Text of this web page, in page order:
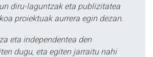
diru-laguntzak eta publizitatea
proiektuak aurrera egin dezan.
eta independentea den
dugu, eta egiten jarraitu nahi